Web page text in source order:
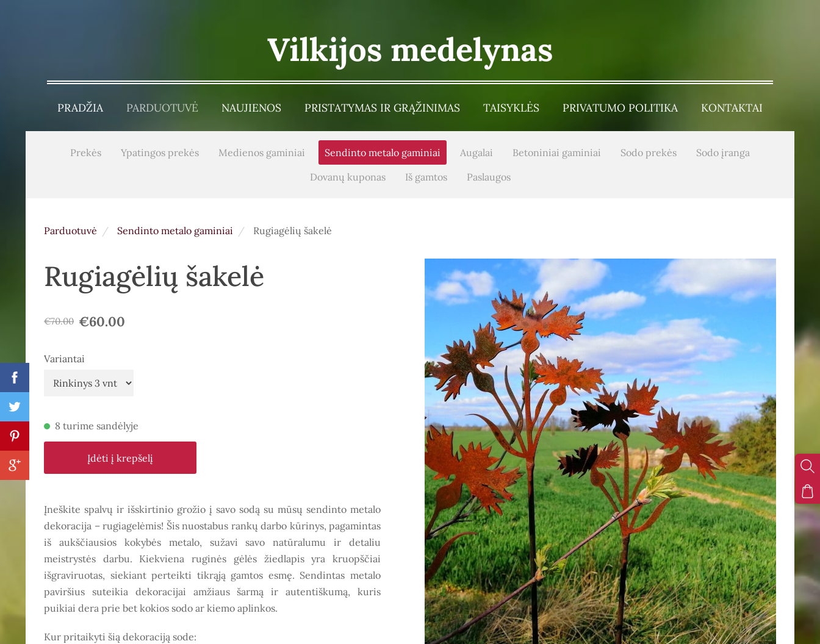
Vilkijos medelynas
PRADŽIA PARDUOTUVĖ NAUJIENOS PRISTATYMAS IR GRĄŽINIMAS TAISYKLĖS PRIVATUMO POLITIKA KONTAKTAI
Prekės Ypatingos prekės Medienos gaminiai Sendinto metalo gaminiai Augalai Betoniniai gaminiai Sodo prekės
Sodo įranga
Dovanų kuponas
Iš gamtos Paslaugos
Parduotuvė Sendinto metalo gaminiai Rugiagėlių šakelė
Rugiagėlių šakelė
€70.00 €60.00
Variantai
8 turime sandėlyje
Įdėti į krepšelį
Įneškite spalvų ir išskirtinio grožio į savo sodą su mūsų sendinto metalo
dekoracija – rugiagelėmis! Šis nuostabus rankų darbo kūrinys, pagamintas
iš aukščiausios kokybės metalo, sužavi savo natūralumu ir detaliu
meistrystės darbu. Kiekviena ruginės gėlės žiedlapis yra kruopščiai
išgraviruotas, siekiant perteikti tikrąją gamtos esmę. Sendintas metalo
paviršius suteikia dekoracijai amžiaus šarmą ir autentiškumą, kuris
puikiai dera prie bet kokios sodo ar kiemo aplinkos.
Kur pritaikyti šią dekoraciją sode: